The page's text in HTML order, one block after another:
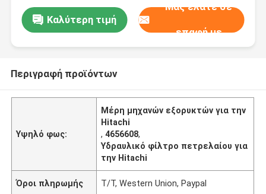
Καλύτερη τιμή
Μας ελάτε σε
επαφή με
Περιγραφή προϊόντων
Υψηλό φως:
Μέρη μηχανών εξορυκτών για την
Hitachi
,4656608,
Υδραυλικό φίλτρο πετρελαίου για
την Hitachi
Όροι πληρωμής T/T, Western Union, Paypal